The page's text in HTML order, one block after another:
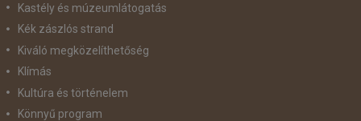
Kastély és múzeumlátogatás
Kék zászlós strand
Kiváló megközelíthetőség
Klímás
Kultúra és történelem
Könnyű program